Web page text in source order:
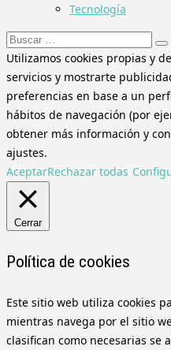
Tecnología
Buscar:
Utilizamos cookies propias y
servicios y mostrarte
preferencias en base a un
hábitos de navegación (por
obtener más información y
ajustes.
AceptarRechazar todas
Cerrar
Política de cookies
Este sitio web utiliza cookies
mientras navega por el sitio
clasifican como necesarias se